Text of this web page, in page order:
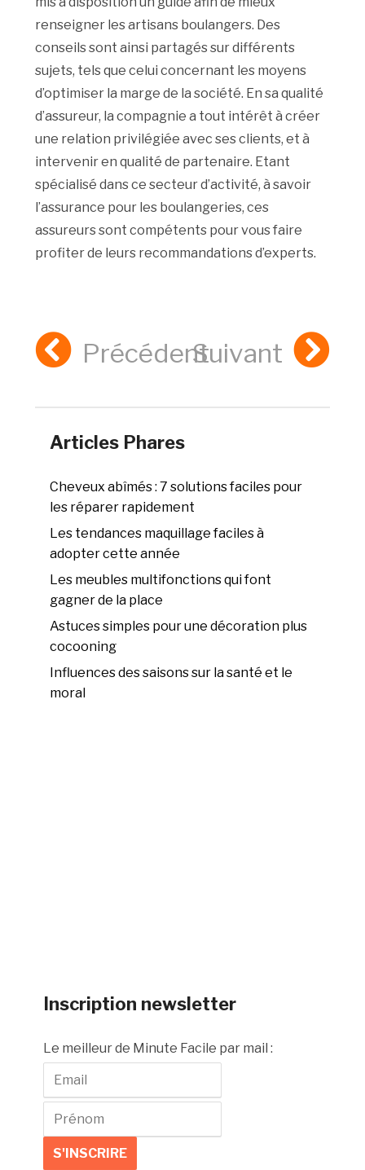
renseigner les artisans boulangers. Des
conseils sont ainsi partagés sur différents
sujets, tels que celui concernant les moyens
d’optimiser la marge de la société. En sa qualité
d’assureur, la compagnie a tout intérêt à créer
une relation privilégiée avec ses clients, et à
intervenir en qualité de partenaire. Etant
spécialisé dans ce secteur d’activité, à savoir
l’assurance pour les boulangeries, ces
assureurs sont compétents pour vous faire
profiter de leurs recommandations d’experts.
PrécédentSuivant
Articles Phares
Cheveux abîmés : 7 solutions faciles pour
les réparer rapidement
Les tendances maquillage faciles à
adopter cette année
Les meubles multifonctions qui font
gagner de la place
Astuces simples pour une décoration plus
cocooning
Influences des saisons sur la santé et le
moral
Inscription newsletter
Le meilleur de Minute Facile par mail :